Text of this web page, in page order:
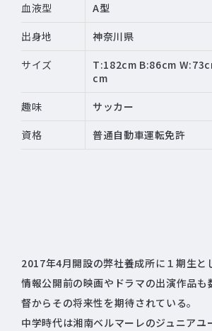
血液型
A型
出身地
神奈川県
サイズ
T:182cm B:86cm
cm
趣味
サッカー
資格
普通自動車運転免許
2017年4月開設の弊社養成所に１期生と
情報公開前の映画やドラマの出演作品も
督からその将来性を期待されている。
中学時代は湘南ベルマーレのジュニアユ